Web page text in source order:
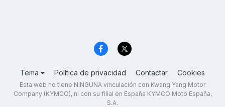
Tema Política de privacidad Contactar Cookies
Esta web no tiene NINGUNA vinculación con Kwang Yang Motor
Company (KYMCO), ni con su filial en España KYMCO Moto España,
S.A.